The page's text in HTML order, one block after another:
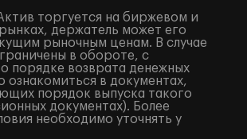
торгуется на биржевом и
держатель может его
рыночным ценам. В случае
в обороте, с
порядке возврата денежных
ознакомиться в документах,
порядок выпуска такого
документах). Более
необходимо уточнять у